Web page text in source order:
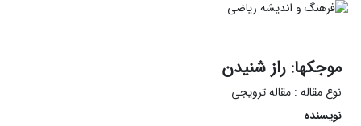
موجکها: راز شنیدن
نوع مقاله : مقاله ترویجی
نویسنده